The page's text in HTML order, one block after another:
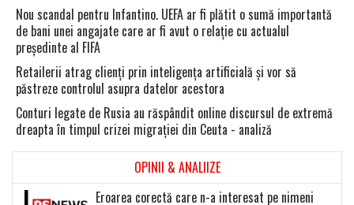
Nou scandal pentru Infantino. UEFA ar fi plătit o sumă importantă
de bani unei angajate care ar fi avut o relaţie cu actualul
preşedinte al FIFA
Retailerii atrag clienţi prin inteligenţa artificială şi vor să
păstreze controlul asupra datelor acestora
Conturi legate de Rusia au răspândit online discursul de extremă
dreapta în timpul crizei migraţiei din Ceuta - analiză
OPINII & ANALIIZE
Eroarea corectă care n-a interesat pe nimeni